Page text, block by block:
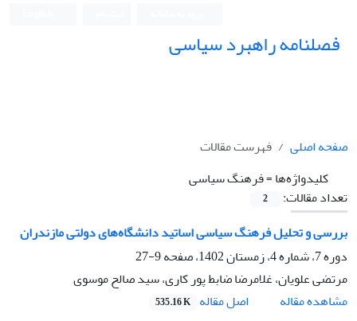
فصلنامه راهبرد سیاسی
صفحه اصلی
فهرست مقالات
کلیدواژه‌ها =فرهنگ سیاسی
تعداد مقالات:
2
بررسی و تحلیل فرهنگ سیاسی اساتید دانشگاه‌های دولتی مازندران
دوره 7، شماره 4، زمستان 1402، صفحه
9-27
مرتضی علویان، غلامرضا ضابط پور کاری، سید صالح موسوی
مشاهده مقاله
اصل مقاله 535.16 K